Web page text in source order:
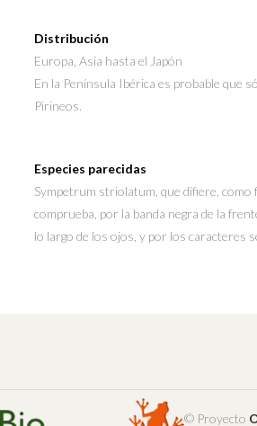
Distribución
Europa, Asia hasta el Japón
En la Península Ibérica es probable que
Pirineos.
Especies parecidas
Sympetrum striolatum, que difiere, como
comprueba, por la banda negra de la
lo largo de los ojos, y por los caracteres
© Proyecto